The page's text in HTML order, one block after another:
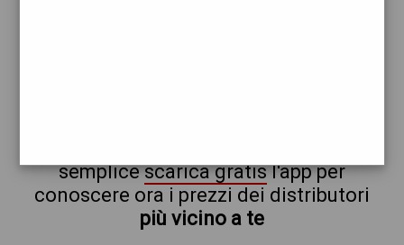
semplicescarica gratisl'app per
conoscere ora i prezzi dei distributori
più vicino a te